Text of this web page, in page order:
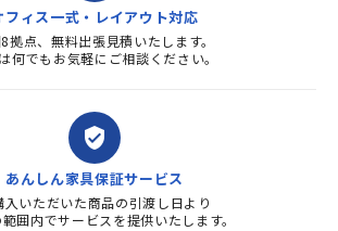
フィス一式・レイアウト対応
拠点、無料出張見積いたします。
何でもお気軽にご相談ください。
verified_user
あんしん家具保証サービス
入いただいた商品の引渡し日より
囲内でサービスを提供いたします。